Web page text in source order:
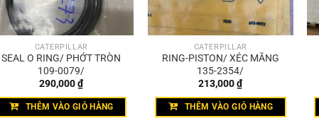
CATERPILLAR
SEAL O RING/ PHỚT TRÒN
109-0079/
290,000₫
THÊM VÀO GIỎ HÀNG
CATERPILLAR
RING-PISTON/ XÉC MĂNG
135-2354/
213,000₫
THÊM VÀO GIỎ HÀNG